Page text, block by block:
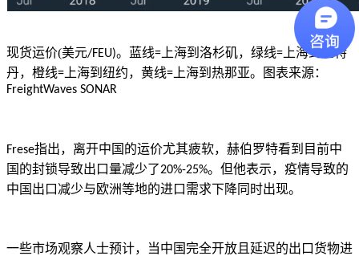
现货运价(美元/FEU)。蓝线=上海到洛杉矶，绿线=上海到鹿特
丹，橙线=上海到纽约，黄线=上海到热那亚。图表来源：
FreightWaves SONAR
Frese指出，离开中国的运价尤其疲软，赫伯罗特看到目前中
国的封锁导致出口量减少了20%-25%。但他表示，疫情导致的
中国出口减少与欧洲等地的进口需求下降同时出现。
一些市场观察人士预计，当中国完全开放且延迟的出口货物进